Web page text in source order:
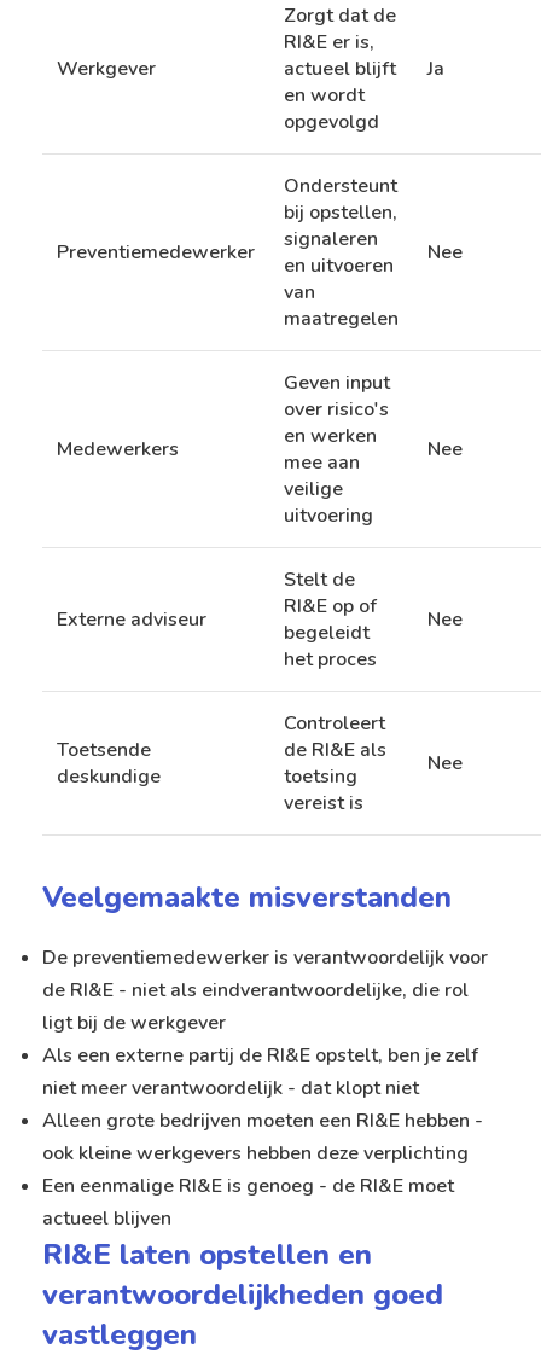
Werkgever
Zorgt dat de
RI&E er is,
actueel blijft
en wordt
opgevolgd
Ja
Preventiemedewerker
Ondersteunt
bij opstellen,
signaleren
en uitvoeren
van
maatregelen
Nee
Medewerkers
Geven input
over risico's
en werken
mee aan
veilige
uitvoering
Nee
Externe adviseur
Stelt de
RI&E op of
begeleidt
het proces
Nee
Toetsende
deskundige
Controleert
de RI&E als
toetsing
vereist is
Nee
Veelgemaakte misverstanden
De preventiemedewerker is verantwoordelijk voor
de RI&E - niet als eindverantwoordelijke, die rol
ligt bij de werkgever
Als een externe partij de RI&E opstelt, ben je zelf
niet meer verantwoordelijk - dat klopt niet
Alleen grote bedrijven moeten een RI&E hebben -
ook kleine werkgevers hebben deze verplichting
Een eenmalige RI&E is genoeg - de RI&E moet
actueel blijven
RI&E laten opstellen en
verantwoordelijkheden goed
vastleggen